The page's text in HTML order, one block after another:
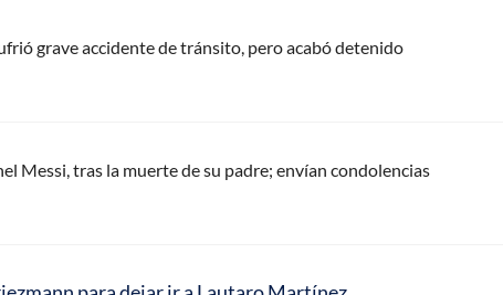
grave accidente de tránsito, pero acabó detenido
Messi, tras la muerte de su padre; envían condolencias